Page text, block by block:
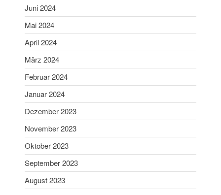
September 2020
Juli 2020
Februar 2020
Januar 2020
Juni 2024
Mai 2024
April 2024
März 2024
Februar 2024
Januar 2024
Dezember 2023
November 2023
Oktober 2023
September 2023
August 2023